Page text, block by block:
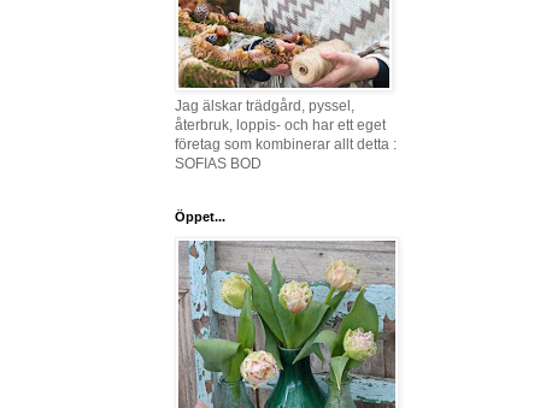
Jag älskar trädgård, pyssel,
återbruk, loppis- och har ett eget
företag som kombinerar allt detta :
SOFIAS BOD
Öppet...